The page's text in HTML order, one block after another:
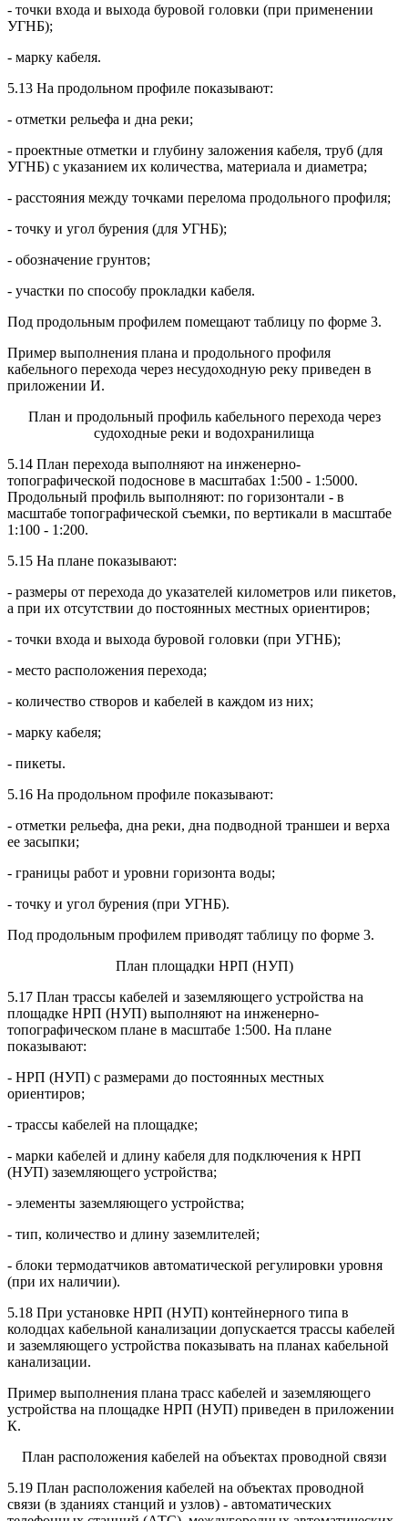
- точки входа и выхода буровой головки (при применении
УГНБ);
- марку кабеля.
5.13 На продольном профиле показывают:
- отметки рельефа и дна реки;
- проектные отметки и глубину заложения кабеля, труб (для
УГНБ) с указанием их количества, материала и диаметра;
- расстояния между точками перелома продольного профиля;
- точку и угол бурения (для УГНБ);
- обозначение грунтов;
- участки по способу прокладки кабеля.
Под продольным профилем помещают таблицу по форме 3.
Пример выполнения плана и продольного профиля
кабельного перехода через несудоходную реку приведен в
приложении И.
План и продольный профиль кабельного перехода через
судоходные реки и водохранилища
5.14 План перехода выполняют на инженерно-
топографической подоснове в масштабах 1:500 - 1:5000.
Продольный профиль выполняют: по горизонтали - в
масштабе топографической съемки, по вертикали в масштабе
1:100 - 1:200.
5.15 На плане показывают:
- размеры от перехода до указателей километров или пикетов,
а при их отсутствии до постоянных местных ориентиров;
- точки входа и выхода буровой головки (при УГНБ);
- место расположения перехода;
- количество створов и кабелей в каждом из них;
- марку кабеля;
- пикеты.
5.16 На продольном профиле показывают:
- отметки рельефа, дна реки, дна подводной траншеи и верха
ее засыпки;
- границы работ и уровни горизонта воды;
- точку и угол бурения (при УГНБ).
Под продольным профилем приводят таблицу по форме 3.
План площадки НРП (НУП)
5.17 План трассы кабелей и заземляющего устройства на
площадке НРП (НУП) выполняют на инженерно-
топографическом плане в масштабе 1:500. На плане
показывают:
- НРП (НУП) с размерами до постоянных местных
ориентиров;
- трассы кабелей на площадке;
- марки кабелей и длину кабеля для подключения к НРП
(НУП) заземляющего устройства;
- элементы заземляющего устройства;
- тип, количество и длину заземлителей;
- блоки термодатчиков автоматической регулировки уровня
(при их наличии).
5.18 При установке НРП (НУП) контейнерного типа в
колодцах кабельной канализации допускается трассы кабелей
и заземляющего устройства показывать на планах кабельной
канализации.
Пример выполнения плана трасс кабелей и заземляющего
устройства на площадке НРП (НУП) приведен в приложении
К.
План расположения кабелей на объектах проводной связи
5.19 План расположения кабелей на объектах проводной
связи (в зданиях станций и узлов) - автоматических